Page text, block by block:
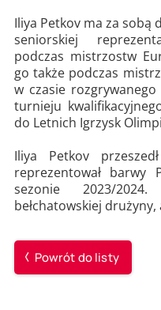
Iliya Petkov ma za sobą
seniorskiej
podczas mistrzostw
go także podczas
w czasie
turnieju
do Letnich Igrzysk
Iliya Petkov
reprezentował barwy
sezonie 2023/
bełchatowskiej
Powrót do listy